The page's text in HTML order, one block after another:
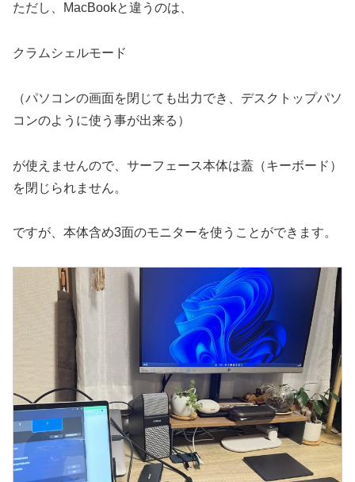
ただし、MacBookと違うのは、
クラムシェルモード
（パソコンの画面を閉じても出力でき、デスクトップパソ
コンのように使う事が出来る）
が使えませんので、サーフェース本体は蓋（キーボード）
を閉じられません。
ですが、本体含め3面のモニターを使うことができます。